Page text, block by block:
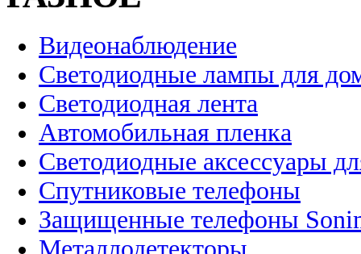
Видеонаблюдение
Светодиодные лампы для
Светодиодная лента
Автомобильная пленка
Светодиодные аксессуары
Спутниковые телефоны
Защищенные телефоны